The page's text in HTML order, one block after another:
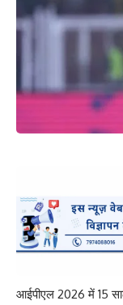
आईपीएल 2026 में 15